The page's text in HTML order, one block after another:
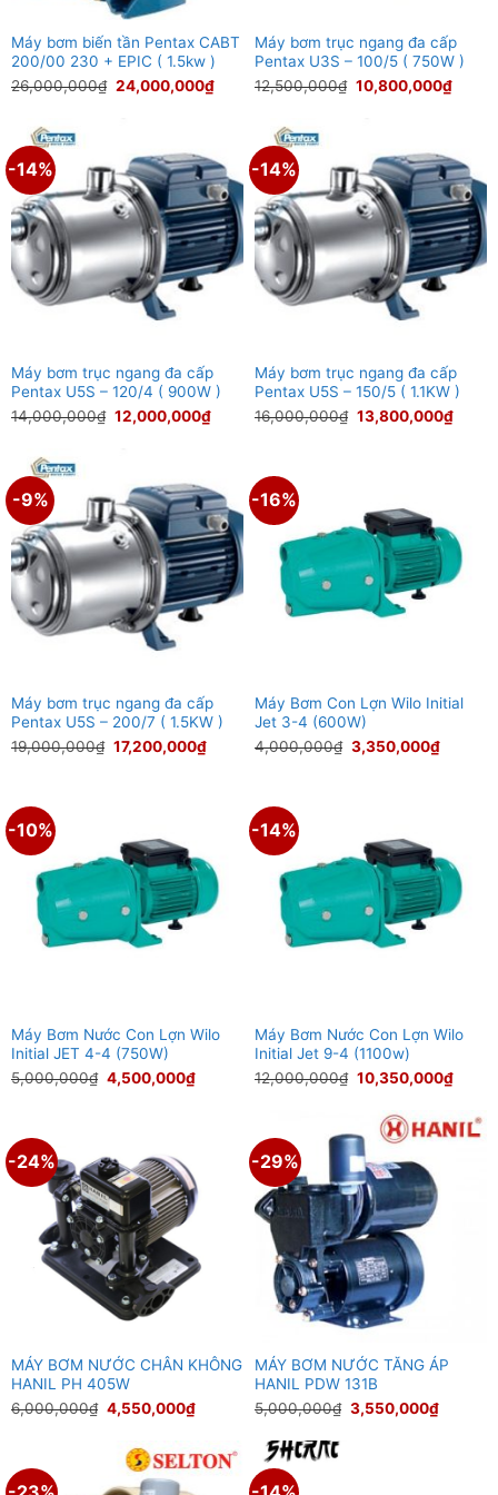
Máy bơm biến tần Pentax CABT
200/00 230 + EPIC ( 1.5kw )
26,000,000₫ Giá
gốc
24,000,000₫Giá
24,000,000₫.
Máy bơm trục ngang đa cấp
Pentax U3S – 100/5 ( 750W )
12,500,000₫ Giá
gốc
10,800,000₫Giá
-14%
Máy bơm trục ngang đa cấp
Pentax U5S – 120/4 ( 900W )
14,000,000₫ Giá
gốc
12,000,000₫Giá
12,000,000₫.
-14%
Máy bơm trục ngang đa cấp
Pentax U5S – 150/5 ( 1.1KW )
16,000,000₫ Giá
gốc
13,800,000₫Giá
-9%
Máy bơm trục ngang đa cấp
Pentax U5S – 200/7 ( 1.5KW )
19,000,000₫ Giá
gốc
17,200,000₫Giá
17,200,000₫.
-16%
Máy Bơm Con Lợn Wilo Initial
Jet 3-4 (600W)
4,000,000₫ Giá
gốc
3,350,000₫Giá
-10%
Máy Bơm Nước Con Lợn Wilo
Initial JET 4-4 (750W)
5,000,000₫ Giá
gốc
4,500,000₫Giá
4,500,000₫.
-14%
Máy Bơm Nước Con Lợn Wilo
Initial Jet 9-4 (1100w)
12,000,000₫ Giá
gốc
12,000,000₫.
10,350,000₫Giá
là:
-24%
MÁY BƠM NƯỚC CHÂN KHÔNG
HANIL PH 405W
6,000,000₫ Giá
gốc
6,000,000₫.
4,550,000₫Giá
là:
4,550,000₫.
-29%
MÁY BƠM NƯỚC TĂNG ÁP
HANIL PDW 131B
5,000,000₫ Giá
gốc
3,550,000₫Giá